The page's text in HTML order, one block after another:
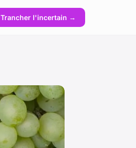
Trancher l'incertain →